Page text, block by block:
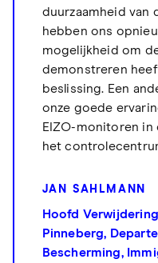
duurzaamheid van
hebben ons
mogelijkheid om
demonstreren
beslissing. Een
onze goede
EIZO-monitoren in
het
JAN SAHLMANN
Hoofd
Pinneberg,
Bescherming,